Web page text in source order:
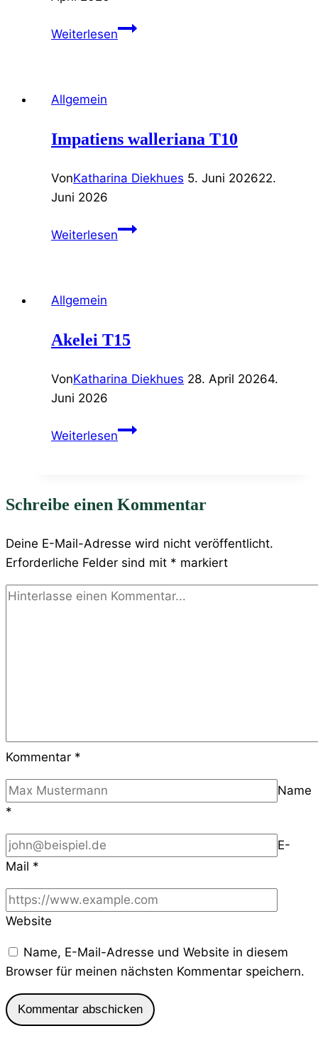
WeiterlesenCarex
Allgemein
Impatiens walleriana T10
VonKatharina Diekhues 5. Juni 202622.
Juni 2026
WeiterlesenImpatiens
Allgemein
Akelei T15
VonKatharina Diekhues 28. April 20264.
Juni 2026
WeiterlesenAkelei
Schreibe einen Kommentar
Deine E-Mail-Adresse wird nicht veröffentlicht.
Erforderliche Felder sind mit * markiert
Kommentar *
Name
*
E-
Mail *
Website
Name, E-Mail-Adresse und Website in diesem
Browser für meinen nächsten Kommentar speichern.